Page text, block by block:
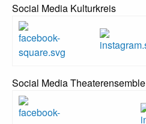
Social Media Kulturkreis
Social Media Theaterensemble